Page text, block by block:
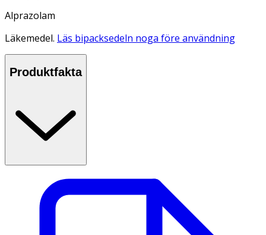
Alprazolam
Läkemedel. Läs bipacksedeln noga före användning
Produktfakta